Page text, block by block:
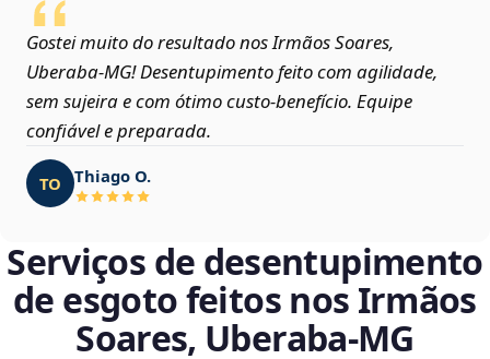
Gostei muito do resultado nos Irmãos Soares,
Uberaba‑MG! Desentupimento feito com agilidade,
sem sujeira e com ótimo custo-benefício. Equipe
confiável e preparada.
TO Thiago O.
Serviços de desentupimento
de esgoto feitos nos Irmãos
Soares, Uberaba‑MG